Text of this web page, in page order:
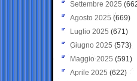
Settembre 2025
Agosto 2025 (669)
Luglio 2025 (671)
Giugno 2025 (573)
Maggio 2025 (591)
Aprile 2025 (622)